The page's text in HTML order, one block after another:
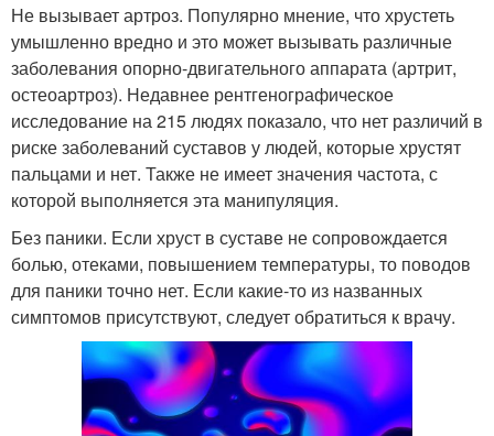
Не вызывает артроз. Популярно мнение, что хрустеть
умышленно вредно и это может вызывать различные
заболевания опорно-двигательного аппарата (артрит,
остеоартроз). Недавнее рентгенографическое
исследование на 215 людях показало, что нет различий в
риске заболеваний суставов у людей, которые хрустят
пальцами и нет. Также не имеет значения частота, с
которой выполняется эта манипуляция.
Без паники. Если хруст в суставе не сопровождается
болью, отеками, повышением температуры, то поводов
для паники точно нет. Если какие-то из названных
симптомов присутствуют, следует обратиться к врачу.